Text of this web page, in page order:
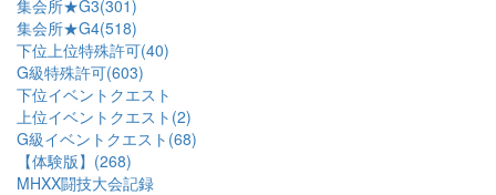
集会所★G3(301)
集会所★G4(518)
下位上位特殊許可(40)
G級特殊許可(603)
下位イベントクエスト
上位イベントクエスト(2)
G級イベントクエスト(68)
【体験版】(268)
MHXX闘技大会記録